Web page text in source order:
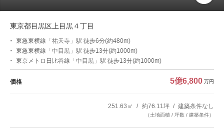
東京都目黒区上目黒４丁目
東急東横線「祐天寺」駅 徒歩6分(約480m)
東急東横線「中目黒」駅 徒歩13分(約1000m)
東京メトロ日比谷線「中目黒」駅 徒歩13分(約1000m)
価格 5億6,800 万円
251.63㎡ 約76.11坪 建築条件なし
（土地面積 / 坪数 / 建築条件）